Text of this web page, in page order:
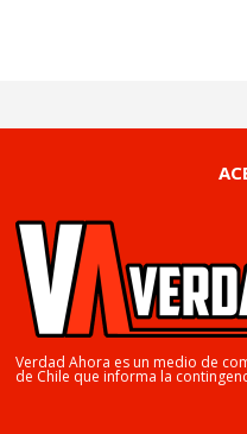
Verdad Ahora es un medio de
de Chile que informa la